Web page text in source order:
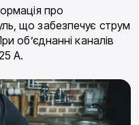
про
що забезпечує струм
об’єднанні каналів
А.